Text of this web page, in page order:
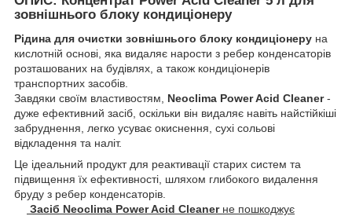
зовнішнього блоку кондиціонеру
Рідина для очистки зовнішнього блоку кондиціонеру на
кислотній основі, яка видаляє нарости з ребер конденсаторів
розташованих на будівлях, а також кондиціонерів
транспортних засобів.
Завдяки своїм властивостям, Neoclima Power Acid Cleaner-
дуже ефективний засіб, оскільки він видаляє навіть найстійкіші
забруднення, легко усуває окиснення, сухі сольові
відкладення та наліт.
Це ідеальний продукт для реактивації старих систем та
підвищення їх ефективності, шляхом глибокого видалення
бруду з ребер конденсаторів.
Засіб Neoclima Power Acid Cleaner не пошкоджує